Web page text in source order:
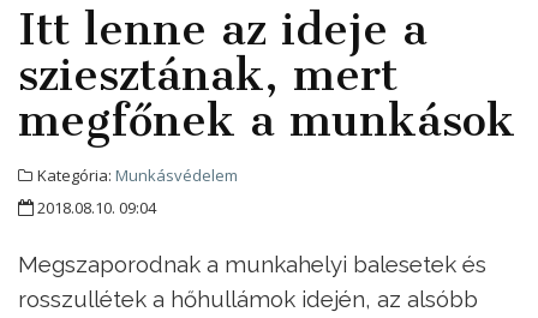
Itt lenne az ideje a
sziesztának, mert
megfőnek a munkások
Kategória: Munkásvédelem
2018.08.10. 09:04
Megszaporodnak a munkahelyi balesetek és
rosszullétek a hőhullámok idején, az alsóbb